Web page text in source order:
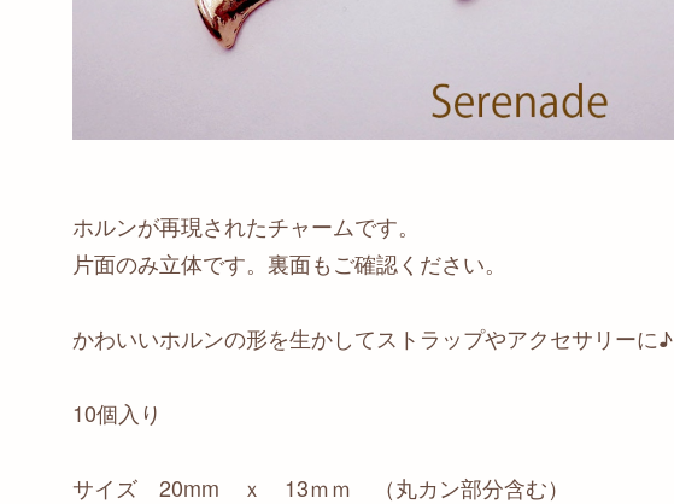
ホルンが再現されたチャームです。
片面のみ立体です。裏面もご確認ください。
かわいいホルンの形を生かしてストラップやアクセサリーに♪
10個入り
サイズ 20mm ｘ 13ｍｍ （丸カン部分含む）